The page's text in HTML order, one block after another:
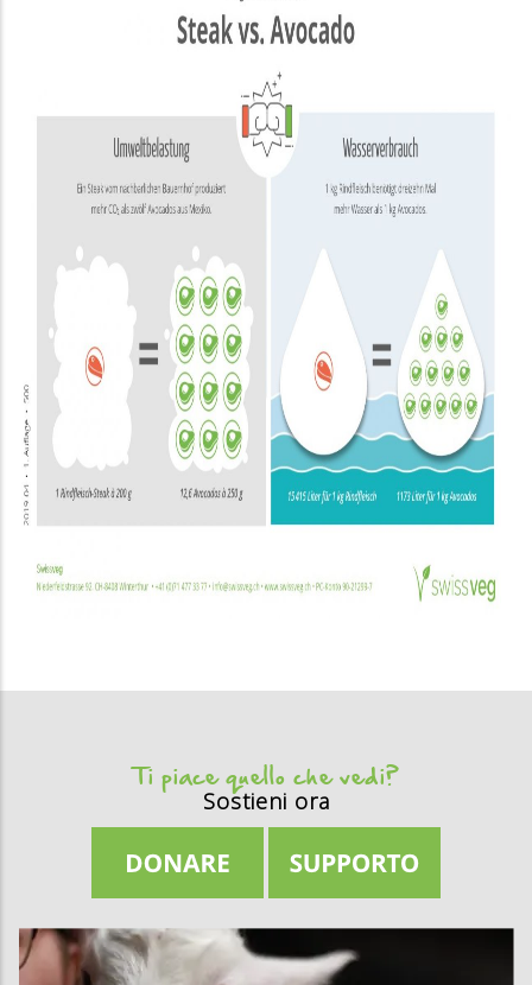
Ti piace quello che vedi?
Sostieni ora